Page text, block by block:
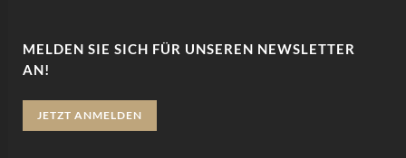
MELDEN SIE SICH FÜR UNSEREN NEWSLETTER
AN!
JETZT ANMELDEN